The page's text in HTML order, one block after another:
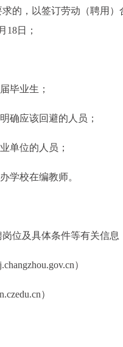
求的，以签订劳动（聘用
18日；
毕业生；
确应该回避的人员；
单位的人员；
学校在编教师。
位及具体条件等有关信息
）
）